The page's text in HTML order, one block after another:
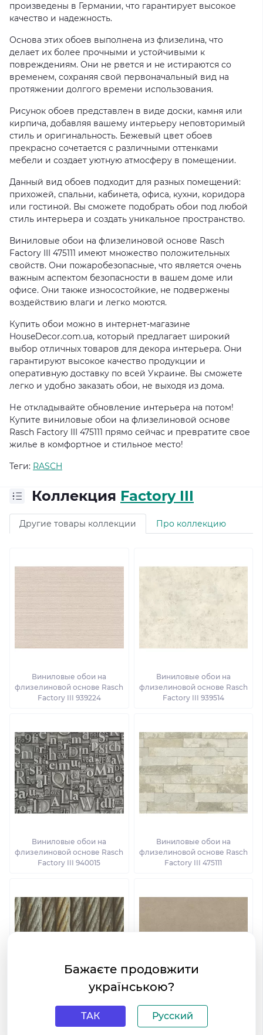
произведены в Германии, что гарантирует высокое
качество и надежность.
Основа этих обоев выполнена из флизелина, что
делает их более прочными и устойчивыми к
повреждениям. Они не рвется и не истираются со
временем, сохраняя свой первоначальный вид на
протяжении долгого времени использования.
Рисунок обоев представлен в виде доски, камня или
кирпича, добавляя вашему интерьеру неповторимый
стиль и оригинальность. Бежевый цвет обоев
прекрасно сочетается с различными оттенками
мебели и создает уютную атмосферу в помещении.
Данный вид обоев подходит для разных помещений:
прихожей, спальни, кабинета, офиса, кухни, коридора
или гостиной. Вы сможете подобрать обои под любой
стиль интерьера и создать уникальное пространство.
Виниловые обои на флизелиновой основе Rasch
Factory III 475111 имеют множество положительных
свойств. Они пожаробезопасные, что является очень
важным аспектом безопасности в вашем доме или
офисе. Они также износостойкие, не подвержены
воздействию влаги и легко моются.
Купить обои можно в интернет-магазине
HouseDecor.com.ua, который предлагает широкий
выбор отличных товаров для декора интерьера. Они
гарантируют высокое качество продукции и
оперативную доставку по всей Украине. Вы сможете
легко и удобно заказать обои, не выходя из дома.
Не откладывайте обновление интерьера на потом!
Купите виниловые обои на флизелиновой основе
Rasch Factory III 475111 прямо сейчас и превратите свое
жилье в комфортное и стильное место!
Теги: RASCH
Коллекция Factory III
Другие товары коллекции Про коллекцию
Виниловые обои на
флизелиновой основе Rasch
Factory III 939224
Виниловые обои на
флизелиновой основе Rasch
Factory III 939514
Виниловые обои на
флизелиновой основе Rasch
Factory III 940015
Виниловые обои на
флизелиновой основе Rasch
Factory III 475111
Виниловые обои на
флизелиновой основе Rasch
Factory III 939903
Виниловые обои на
флизелиновой основе Rasch
Factory III 445855
Бажаєте продовжити
українською?
ТАК Русский